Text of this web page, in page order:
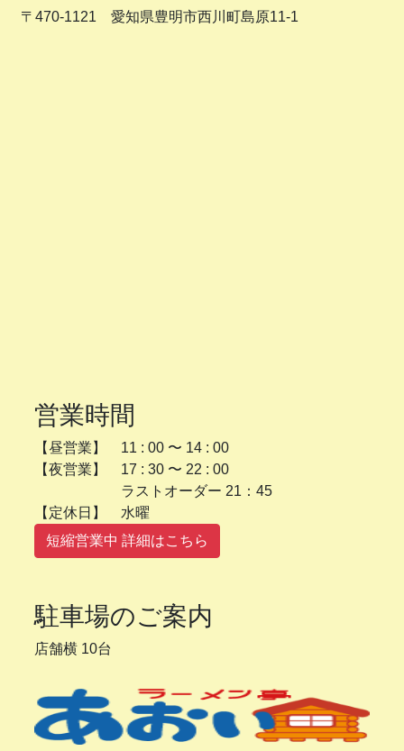
〒470-1121 愛知県豊明市西川町島原11-1
営業時間
【昼営業】 11 : 00 〜 14 : 00
【夜営業】 17 : 30 〜 22 : 00
ラストオーダー 21：45
【定休日】 水曜
短縮営業中 詳細はこちら
駐車場のご案内
店舗横 10台